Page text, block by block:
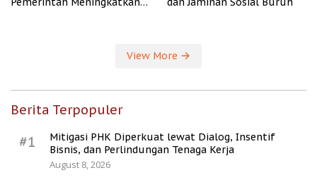
View More
Berita Terpopuler
#1
Mitigasi PHK Diperkuat lewat Dialog, Insentif
Bisnis, dan Perlindungan Tenaga Kerja
August 8, 2026